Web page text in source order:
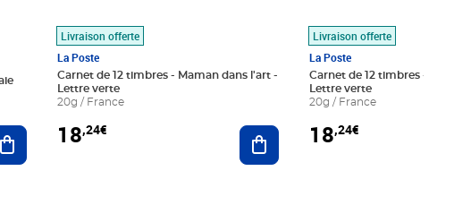
Ajouter au panier
Livraison offerte
La Poste
Carnet de 12 timbres - Maman dans l'art -
Lettre verte
20g / France
18,24€ Ajouter au panier
Livraison offerte
La Poste
Carnet de 12 timbres - Le
Lettre verte
20g / France
18,24€